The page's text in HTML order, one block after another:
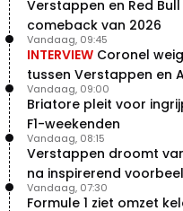
vleugels in
2
Piastri faalt
stuur bij
3
Red Bull lijkt
boven te
Verstappen
even de tijd
0
Verstappen en Red
comeback van 2026
INTERVIEW Coronel
tussen Verstappen en
niet dat niveau"
Vandaag, 09:45
Briatore pleit voor
F1-weekenden
Vandaag, 09:00
Verstappen droomt
na inspirerend
Vandaag, 08:15
Formule 1 ziet omzet
Vandaag, 07:30